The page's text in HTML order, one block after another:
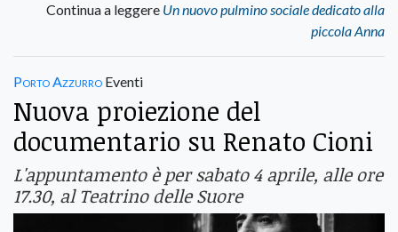
Continua a leggere Un nuovo pulmino sociale dedicato alla
piccola Anna
Porto Azzurro Eventi
Nuova proiezione del
documentario su Renato Cioni
L'appuntamento è per sabato 4 aprile, alle ore
17.30, al Teatrino delle Suore